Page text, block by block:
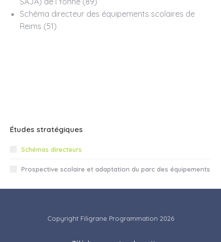
Schéma directeur des équipements scolaires de
Reims (51)
Études stratégiques
Schémas directeurs
Prospective scolaire et adaptation du parc des équipements
Copyright Filigrane Programmation 2026